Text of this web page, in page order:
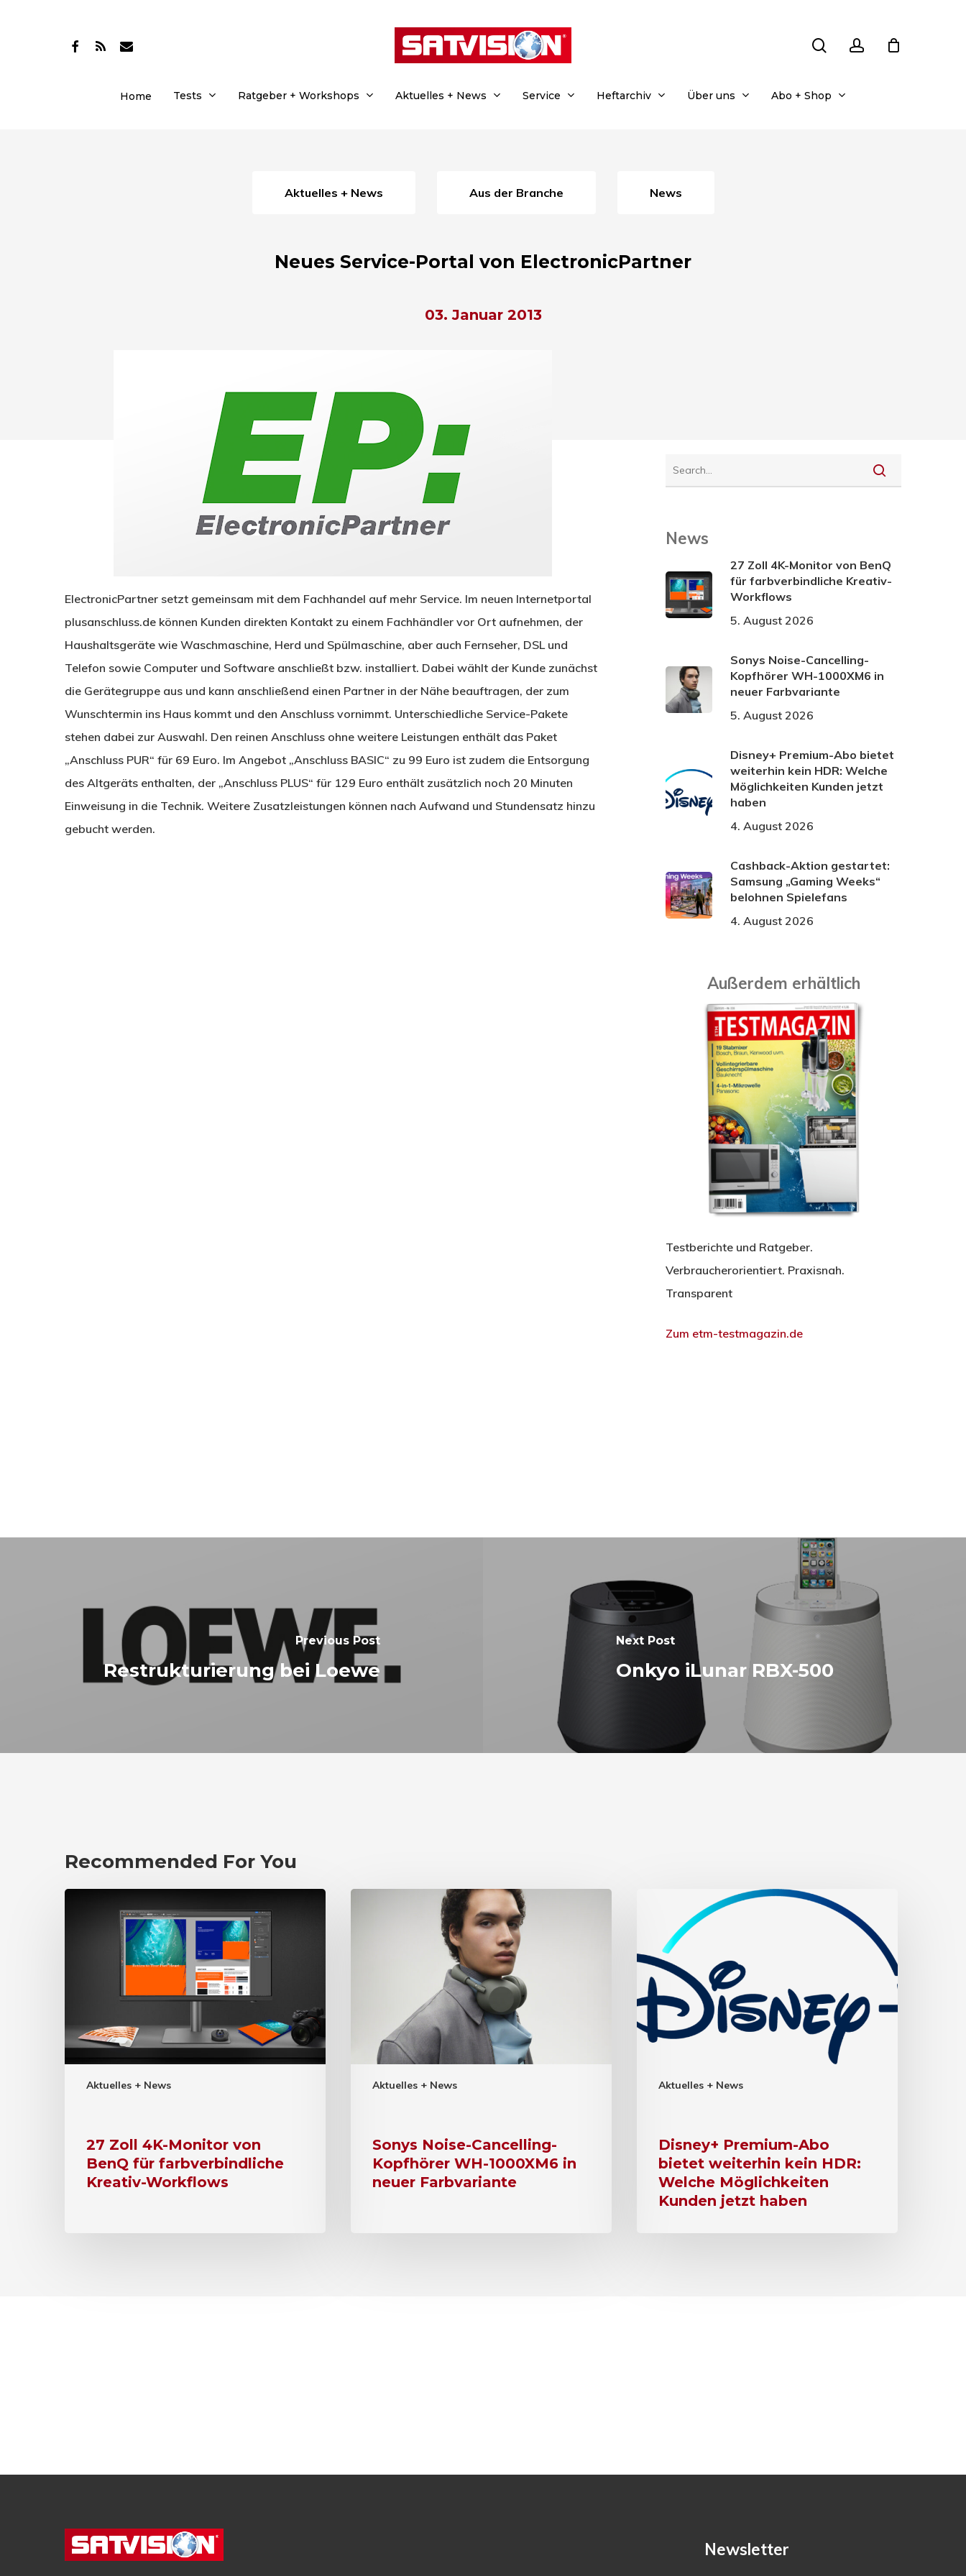
facebook
RSS email
Home Tests Ratgeber + Workshops Aktuelles + News Service Heftarchiv Über uns Abo + Shop
Aktuelles + News Aus der Branche News
Neues Service-Portal von ElectronicPartner
03. Januar 2013
ElectronicPartner setzt gemeinsam mit dem Fachhandel auf mehr Service. Im neuen Internetportal
plusanschluss.de können Kunden direkten Kontakt zu einem Fachhändler vor Ort aufnehmen, der
Haushaltsgeräte wie Waschmaschine, Herd und Spülmaschine, aber auch Fernseher, DSL und
Telefon sowie Computer und Software anschließt bzw. installiert. Dabei wählt der Kunde zunächst
die Gerätegruppe aus und kann anschließend einen Partner in der Nähe beauftragen, der zum
Wunschtermin ins Haus kommt und den Anschluss vornimmt. Unterschiedliche Service-Pakete
stehen dabei zur Auswahl. Den reinen Anschluss ohne weitere Leistungen enthält das Paket
„Anschluss PUR“ für 69 Euro. Im Angebot „Anschluss BASIC“ zu 99 Euro ist zudem die Entsorgung
des Altgeräts enthalten, der „Anschluss PLUS“ für 129 Euro enthält zusätzlich noch 20 Minuten
Einweisung in die Technik. Weitere Zusatzleistungen können nach Aufwand und Stundensatz hinzu
gebucht werden.
News
27 Zoll 4K-Monitor von BenQ
für farbverbindliche Kreativ-
Workflows
5. August 2026
Sonys Noise-Cancelling-
Kopfhörer WH-1000XM6 in
neuer Farbvariante
5. August 2026
Disney+ Premium-Abo bietet
weiterhin kein HDR: Welche
Möglichkeiten Kunden jetzt
haben
4. August 2026
Cashback-Aktion gestartet:
Samsung „Gaming Weeks“
belohnen Spielefans
4. August 2026
Außerdem erhältlich
Testberichte und Ratgeber.
Verbraucherorientiert. Praxisnah.
Transparent
Zum etm-testmagazin.de
Previous Post
Restrukturierung bei Loewe
Next Post
Onkyo iLunar RBX-500
Recommended For You
Aktuelles + News
27 Zoll 4K-Monitor von
BenQ für farbverbindliche
Kreativ-Workflows
Aktuelles + News
Sonys Noise-Cancelling-
Kopfhörer WH-1000XM6 in
neuer Farbvariante
Aktuelles + News
Disney+ Premium-Abo
bietet weiterhin kein HDR:
Welche Möglichkeiten
Kunden jetzt haben
Newsletter